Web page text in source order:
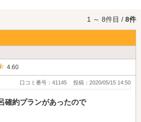
1 ～ 8件目 / 8件
5つ星のうち4.5
4.60
口コミ番号：41145 投稿：2020/05/15 14:50
確約プランがあったので